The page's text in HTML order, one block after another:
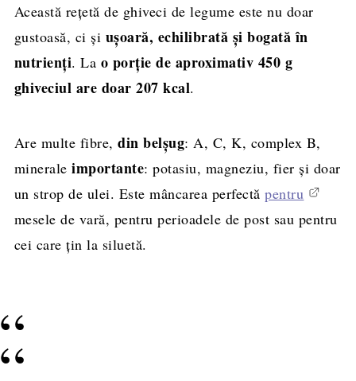
Ce merge bine lângă ghiveciul de legume
Cum se păstrează. Se poate congela?
Cum transformi ghiveciul de legume în
Sfaturi pentru cel mai bun ghiveci de post
cu legume
Întrebări frecvente
Alte rețete de post cu legume
Această rețetă de ghiveci de legume este nu doar
gustoasă, ci și ușoară, echilibrată și bogată în
nutrienți. La o porție de aproximativ 450 g
ghiveciul are doar 207 kcal.
Are multe fibre,din belșug: A, C, K, complex B,
mineraleimportante: potasiu, magneziu, fier și doar
un strop de ulei. Este mâncarea perfectăpentru
mesele de vară, pentru perioadele de post sau pentru
cei care țin la siluetă.